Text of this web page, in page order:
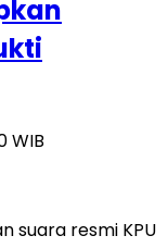
WIB
suara resmi KPU